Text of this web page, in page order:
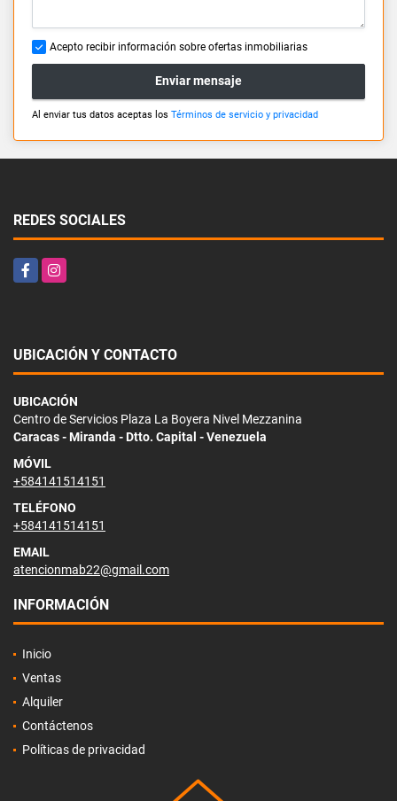
Acepto recibir información sobre ofertas inmobiliarias
Enviar mensaje
Al enviar tus datos aceptas los Términos de servicio y privacidad
REDES SOCIALES
FacebookInstagram
UBICACIÓN Y CONTACTO
UBICACIÓN
Centro de Servicios Plaza La Boyera Nivel Mezzanina
Caracas - Miranda - Dtto. Capital - Venezuela
MÓVIL
+584141514151
TELÉFONO
+584141514151
EMAIL
atencionmab22@gmail.com
INFORMACIÓN
Inicio
Ventas
Alquiler
Contáctenos
Políticas de privacidad